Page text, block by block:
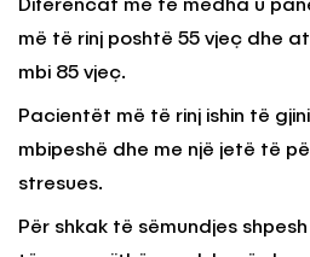
Diferencat më të mëdha u
më të rinj poshtë 55 vjeç dhe
mbi 85 vjeç.
Pacientët më të rinj ishin të
mbipeshë dhe me një jetë të
stresues.
Për shkak të sëmundjes